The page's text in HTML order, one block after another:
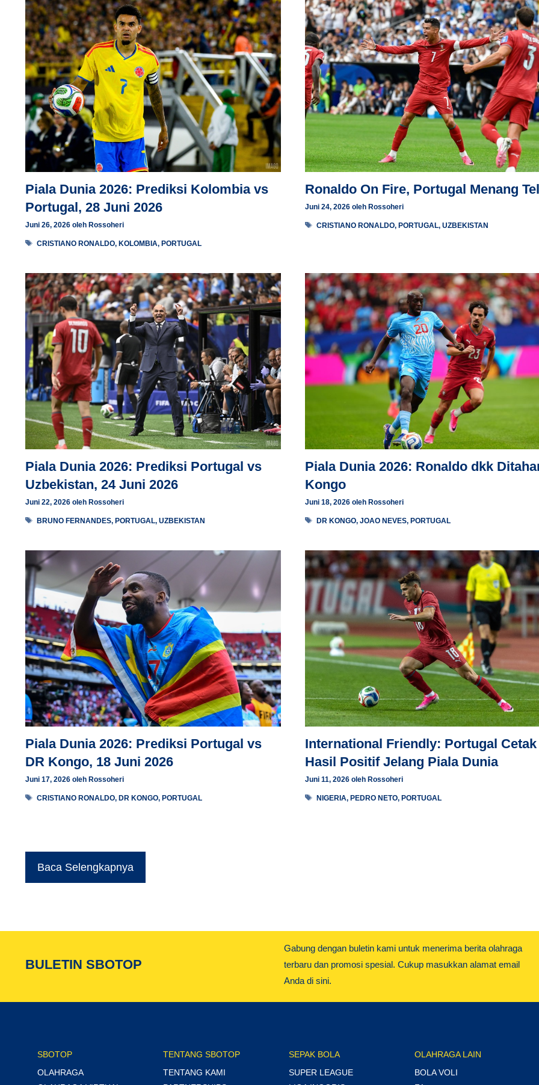
Piala Dunia 2026: Prediksi Kolombia vs
Portugal, 28 Juni 2026
Juni 26, 2026 oleh Rossoheri
Tag
CRISTIANO RONALDO,KOLOMBIA,PORTUGAL
Ronaldo On Fire, Portugal Menang
Juni 24, 2026 oleh Rossoheri
Tag
CRISTIANO RONALDO,PORTUGAL,UZBEKISTAN
Piala Dunia 2026: Prediksi Portugal vs
Uzbekistan, 24 Juni 2026
Juni 22, 2026 oleh Rossoheri
Tag
BRUNO FERNANDES,PORTUGAL,UZBEKISTAN
Piala Dunia 2026: Ronaldo dkk
Kongo
Juni 18, 2026 oleh Rossoheri
Tag
DR KONGO,JOAO NEVES,PORTUGAL
Piala Dunia 2026: Prediksi Portugal vs
DR Kongo, 18 Juni 2026
Juni 17, 2026 oleh Rossoheri
Tag
CRISTIANO RONALDO,DR KONGO,PORTUGAL
International Friendly: Portugal Cetak
Hasil Positif Jelang Piala Dunia
Juni 11, 2026 oleh Rossoheri
Tag
NIGERIA,PEDRO NETO,PORTUGAL
Baca Selengkapnya
BULETIN SBOTOP
Gabung dengan buletin kami untuk menerima berita olahraga
terbaru dan promosi spesial. Cukup masukkan alamat email
Anda di sini.
SBOTOP
OLAHRAGA
TENTANG SBOTOP
TENTANG KAMI
SEPAK BOLA
SUPER LEAGUE
OLAHRAGA LAIN
BOLA VOLI